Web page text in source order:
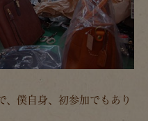
、僕自身、初参加でもあり